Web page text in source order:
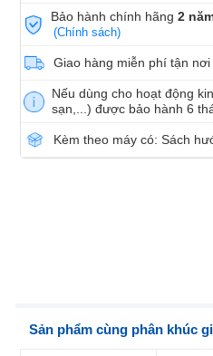
Bảo hành chính hãng2
(Chính sách)
Giao hàng miễn phí tận nơi
Nếu dùng cho hoạt động
sạn,...) được bảo hành 6
Kèm theo máy có: Sách
Sản phẩm cùng phân khúc